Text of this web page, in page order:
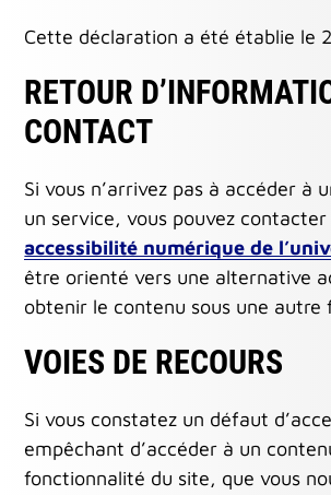
Cette déclaration a été établie le
RETOUR
CONTACT
Si vous n’arrivez pas à accéder à
un service, vous pouvez contacter
accessibilité numérique de
être orienté vers une alternative
obtenir le contenu sous une autre
VOIES DE RECOURS
Si vous constatez un défaut
empêchant d’accéder à un
fonctionnalité du site, que vous